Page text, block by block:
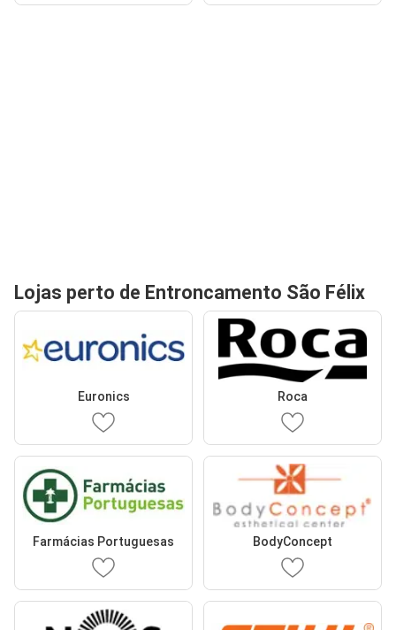
Lojas perto de Entroncamento São Félix
Euronics Roca
Farmácias Portuguesas BodyConcept